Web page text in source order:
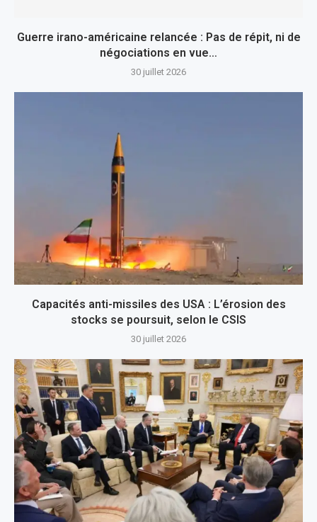
Guerre irano-américaine relancée : Pas de répit, ni de
négociations en vue…
30 juillet 2026
Capacités anti-missiles des USA : L’érosion des
stocks se poursuit, selon le CSIS
30 juillet 2026